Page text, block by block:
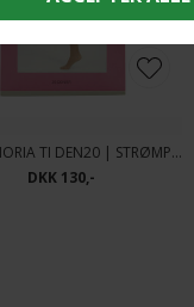
ICHI - IANORIA TI DEN20 | STRØMPEBUKS TAN
DKK 130,-